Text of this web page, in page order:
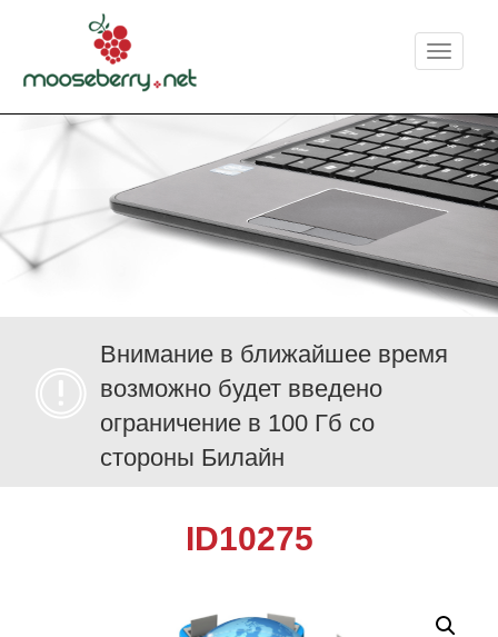
Меню
Внимание в ближайшее время
возможно будет введено
ограничение в 100 Гб со
стороны Билайн
ID10275